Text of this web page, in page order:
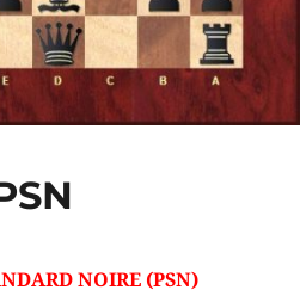
NOIRE (PSN)